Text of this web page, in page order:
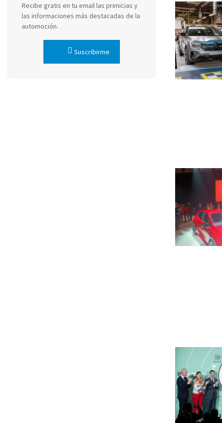
Recibe gratis en tu email las primicias y
las informaciones más destacadas de la
automoción.
Suscribirme